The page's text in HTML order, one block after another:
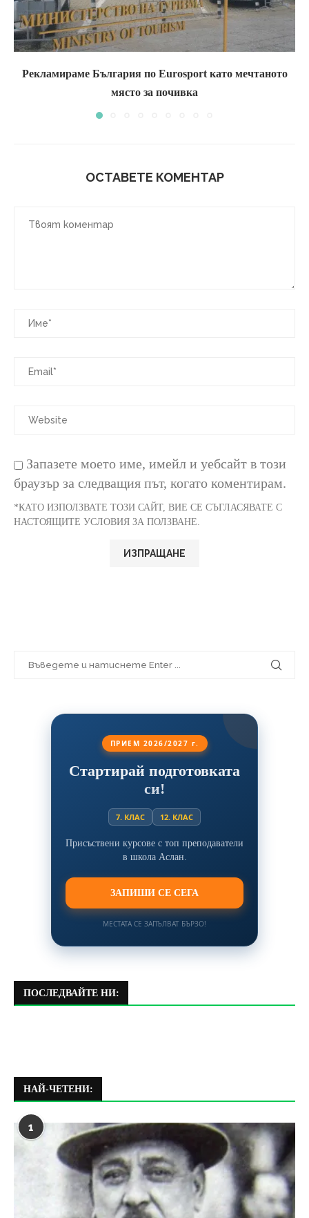
Рекламираме България по Eurosport като мечтаното
място за почивка
ОСТАВЕТЕ КОМЕНТАР
Запазете моето име, имейл и уебсайт в този
браузър за следващия път, когато коментирам.
*КАТО ИЗПОЛЗВАТЕ ТОЗИ САЙТ, ВИЕ СЕ СЪГЛАСЯВАТЕ С
НАСТОЯЩИТЕ УСЛОВИЯ ЗА ПОЛЗВАНЕ.
ПРИЕМ 2026/2027 г.
Стартирай подготовката
си!
7. КЛАС 12. КЛАС
Присъствени курсове с топ преподаватели
в школа Аслан.
ЗАПИШИ СЕ СЕГА
МЕСТАТА СЕ ЗАПЪЛВАТ БЪРЗО!
ПОСЛЕДВАЙТЕ НИ:
НАЙ-ЧЕТЕНИ:
1